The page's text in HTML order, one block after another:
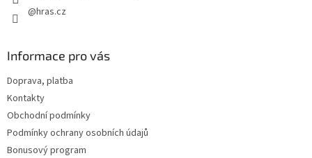
@hras.cz
Informace pro vás
Doprava, platba
Kontakty
Obchodní podmínky
Podmínky ochrany osobních údajů
Bonusový program